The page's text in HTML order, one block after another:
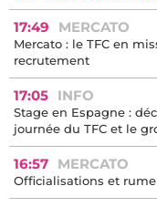
17:49 MERCATO
Mercato : le TFC en
recrutement
17:05 INFO
Stage en Espagne :
journée du TFC et le
16:57 MERCATO
Officialisations et